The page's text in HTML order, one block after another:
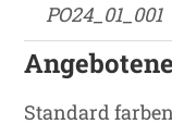
PO24_01_001
Standard